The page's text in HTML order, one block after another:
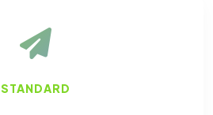
STANDARD